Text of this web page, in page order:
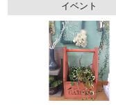
イベント